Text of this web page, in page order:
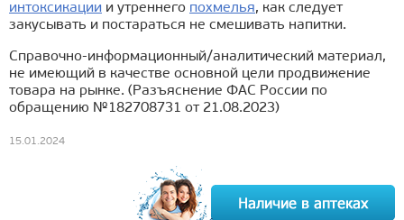
интоксикации и утреннего похмелья, как следует
закусывать и постараться не смешивать напитки.
Справочно-информационный/аналитический материал,
не имеющий в качестве основной цели продвижение
товара на рынке. (Разъяснение ФАС России по
обращению №182708731 от 21.08.2023)
15.01.2024